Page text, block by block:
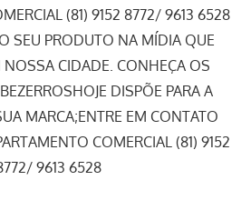
(81) 9152 8772/ 9613 6528